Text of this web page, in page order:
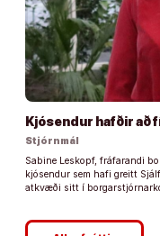
Kjósendur hafðir að
Stjórnmál
Sabine Leskopf, fráfarandi
kjósendur sem hafi greitt
atkvæði sitt í